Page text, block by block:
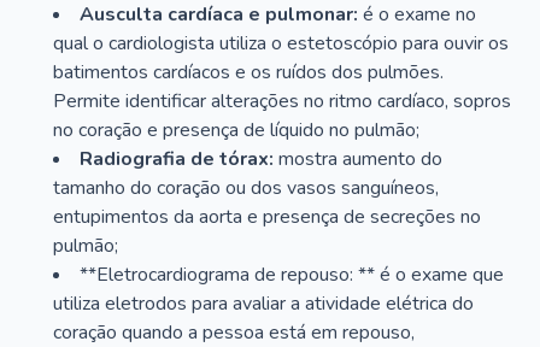
Ausculta cardíaca e pulmonar: é o exame no
qual o cardiologista utiliza o estetoscópio para ouvir os
batimentos cardíacos e os ruídos dos pulmões.
Permite identificar alterações no ritmo cardíaco, sopros
no coração e presença de líquido no pulmão;
Radiografia de tórax: mostra aumento do
tamanho do coração ou dos vasos sanguíneos,
entupimentos da aorta e presença de secreções no
pulmão;
**Eletrocardiograma de repouso: ** é o exame que
utiliza eletrodos para avaliar a atividade elétrica do
coração quando a pessoa está em repouso,